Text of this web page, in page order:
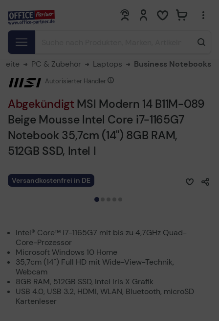
0 0
PC & Zubehör Laptops Business Notebooks
AbgekündigtMSI Modern 14 B11M-089
Beige Mousse Intel Core i7-1165G7
Notebook 35,7cm (14") 8GB RAM,
512GB SSD, Intel I
Autorisierter Händler
Versandkostenfrei in DE
Intel® Core™ i7-1165G7 mit bis zu 4,7GHz Quad-
Core-Prozessor
Microsoft Windows 10 Home
35,7cm (14") Full HD mit Wide-View-Technik,
Webcam
8GB RAM, 512GB SSD, Intel Iris X Grafik
USB 4.0, USB 3.2, HDMI, WLAN, Bluetooth, microSD
Kartenleser